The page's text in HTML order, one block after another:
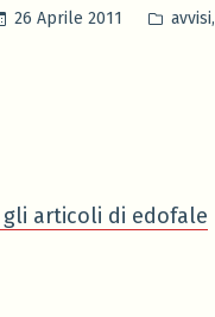
26 Aprile 2011 avvisi,
articoli di edofale